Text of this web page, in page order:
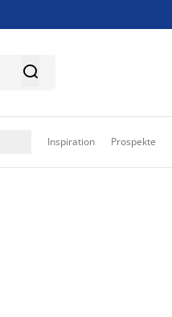

Inspiration Prospekte